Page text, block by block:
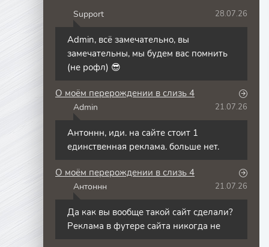
Support 28.07.26
Admin, всё замечательно, вы
замечательны, мы будем вас помнить
(не рофл) 😎
О моём перерождении в слизь 4
Admin 21.07.26
Антоннн, иди. на сайте стоит 1
единственная реклама. больше нет.
О моём перерождении в слизь 4
Антоннн 21.07.26
Да как вы вообще такой сайт сделали?
Реклама в футере сайта никогда не